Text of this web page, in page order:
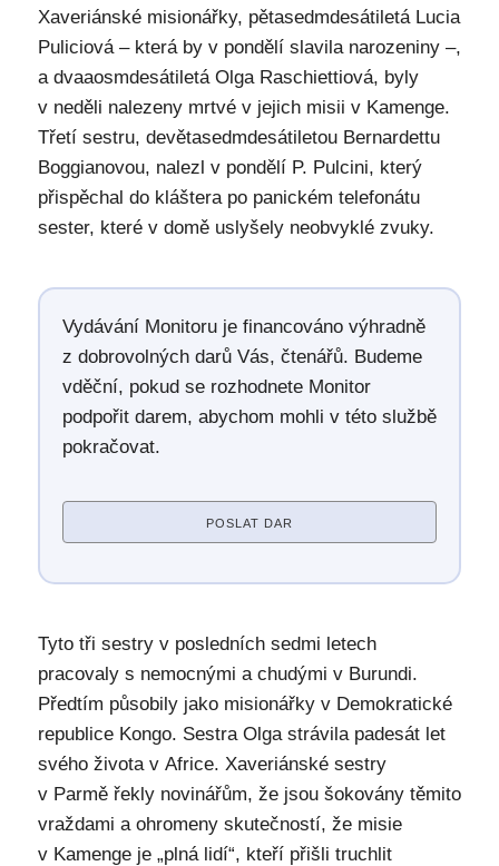
Xaveriánské misionářky, pětasedmdesátiletá Lucia
Puliciová – která by v pondělí slavila narozeniny –,
a dvaaosmdesátiletá Olga Raschiettiová, byly
v neděli nalezeny mrtvé v jejich misii v Kamenge.
Třetí sestru, devětasedmdesátiletou Bernardettu
Boggianovou, nalezl v pondělí P. Pulcini, který
přispěchal do kláštera po panickém telefonátu
sester, které v domě uslyšely neobvyklé zvuky.
Vydávání Monitoru je financováno výhradně
z dobrovolných darů Vás, čtenářů. Budeme
vděční, pokud se rozhodnete Monitor
podpořit darem, abychom mohli v této službě
pokračovat.
POSLAT DAR
Tyto tři sestry v posledních sedmi letech
pracovaly s nemocnými a chudými v Burundi.
Předtím působily jako misionářky v Demokratické
republice Kongo. Sestra Olga strávila padesát let
svého života v Africe. Xaveriánské sestry
v Parmě řekly novinářům, že jsou šokovány těmito
vraždami a ohromeny skutečností, že misie
v Kamenge je „plná lidí“, kteří přišli truchlit